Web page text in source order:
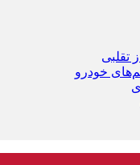
تقلبی
خودرو